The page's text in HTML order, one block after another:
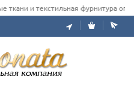
ткани и текстильная фурнитура